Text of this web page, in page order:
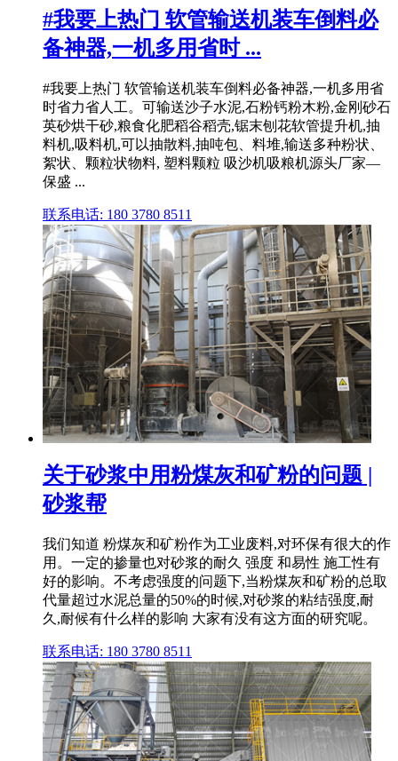
#我要上热门 软管输送机装车倒料必
备神器,一机多用省时 ...
#我要上热门 软管输送机装车倒料必备神器,一机多用省
时省力省人工。可输送沙子水泥,石粉钙粉木粉,金刚砂石
英砂烘干砂,粮食化肥稻谷稻壳,锯末刨花软管提升机,抽
料机,吸料机,可以抽散料,抽吨包、料堆,输送多种粉状、
絮状、颗粒状物料, 塑料颗粒 吸沙机吸粮机源头厂家—
保盛 ...
联系电话: 180 3780 8511
关于砂浆中用粉煤灰和矿粉的问题 |
砂浆帮
我们知道 粉煤灰和矿粉作为工业废料,对环保有很大的作
用。一定的掺量也对砂浆的耐久 强度 和易性 施工性有
好的影响。不考虑强度的问题下,当粉煤灰和矿粉的总取
代量超过水泥总量的50%的时候,对砂浆的粘结强度,耐
久,耐候有什么样的影响 大家有没有这方面的研究呢。
联系电话: 180 3780 8511